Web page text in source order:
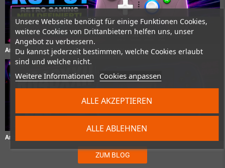
Unsere Webseite benötigt für einige Funktionen Cookies,
weitere Cookies von Drittanbietern helfen uns, unser
Angebot zu verbessern.
Du kannst jederzeit bestimmen, welche Cookies erlaubt
sind und welche nicht.
Weitere Informationen Cookies anpassen
ALLE ABLEHNEN
ALLE AKZEPTIEREN
Anbernic RG P01 Test – Gaming Controller im Praxistest
Anbernic RG40XXH Test – Retro-Handheld im Praxistest
ZUM BLOG